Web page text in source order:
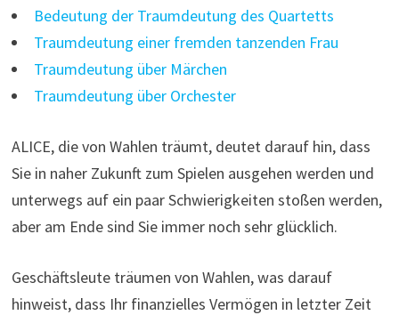
Bedeutung der Traumdeutung des Quartetts
Traumdeutung einer fremden tanzenden Frau
Traumdeutung über Märchen
Traumdeutung über Orchester
ALICE, die von Wahlen träumt, deutet darauf hin, dass
Sie in naher Zukunft zum Spielen ausgehen werden und
unterwegs auf ein paar Schwierigkeiten stoßen werden,
aber am Ende sind Sie immer noch sehr glücklich.
Geschäftsleute träumen von Wahlen, was darauf
hinweist, dass Ihr finanzielles Vermögen in letzter Zeit